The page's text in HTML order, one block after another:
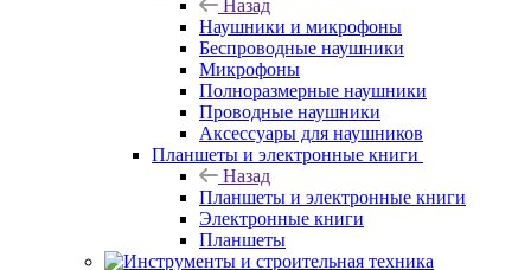
Назад
Наушники и микрофоны
Беспроводные наушники
Микрофоны
Полноразмерные наушники
Проводные наушники
Аксессуары для наушников
Планшеты и электронные книги
Назад
Планшеты и электронные книги
Электронные книги
Планшеты